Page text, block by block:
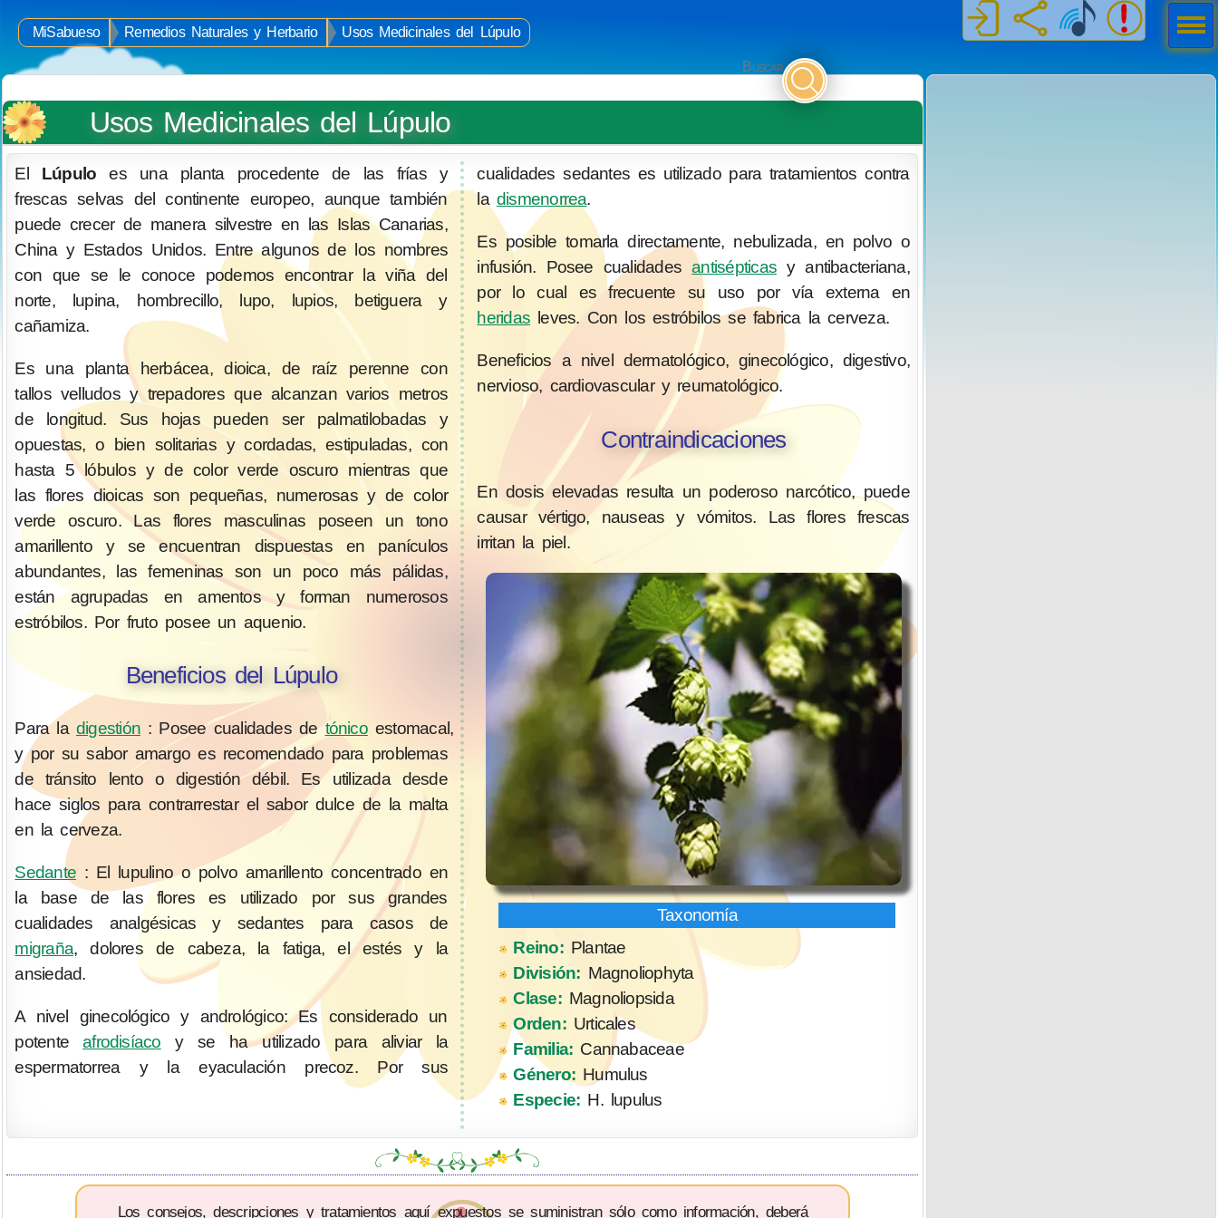
MiSabueso Remedios Naturales y Herbario Usos Medicinales del Lúpulo
Usos Medicinales del Lúpulo
Buscar
El Lúpulo
es una planta procedente de las frías y
frescas selvas del continente europeo, aunque también
puede crecer de manera silvestre en las Islas Canarias,
China y Estados Unidos. Entre algunos de los nombres
con que se le conoce podemos encontrar la viña del
norte, lupina, hombrecillo, lupo, lupios, betiguera y
cañamiza.
Es una planta herbácea, dioica, de raíz perenne con
tallos velludos y trepadores que alcanzan varios metros
de longitud. Sus hojas pueden ser palmatilobadas y
opuestas, o bien solitarias y cordadas, estipuladas, con
hasta 5 lóbulos y de color verde oscuro mientras que
las flores dioicas son pequeñas, numerosas y de color
verde oscuro. Las flores masculinas poseen un tono
amarillento y se encuentran dispuestas en panículos
abundantes, las femeninas son un poco más pálidas,
están agrupadas en amentos y forman numerosos
estróbilos. Por fruto posee un aquenio.
Beneficios del Lúpulo
Para la digestión : Posee cualidades de tónico estomacal,
y por su sabor amargo es recomendado para problemas
de tránsito lento o digestión débil. Es utilizada desde
hace siglos para contrarrestar el sabor dulce de la malta
en la cerveza.
Sedante : El lupulino o polvo amarillento concentrado en
la base de las flores es utilizado por sus grandes
cualidades analgésicas y sedantes para casos de
migraña, dolores de cabeza, la fatiga, el estés y la
ansiedad.
A nivel ginecológico y andrológico: Es considerado un
potenteafrodisíaco
y se ha utilizado para aliviar la
espermatorrea y la eyaculación precoz. Por sus
cualidades sedantes es utilizado para tratamientos contra
la dismenorrea.
Es posible tomarla directamente, nebulizada, en polvo o
infusión. Posee cualidadesantisépticas y antibacteriana,
por lo cual es frecuente su uso por vía externa en
heridas leves. Con los estróbilos se fabrica la cerveza.
Beneficios a nivel dermatológico, ginecológico, digestivo,
nervioso, cardiovascular y reumatológico.
Contraindicaciones
En dosis elevadas resulta un poderoso narcótico, puede
causar vértigo, nauseas y vómitos. Las flores frescas
irritan la piel.
Reino: Plantae
División: Magnoliophyta
Clase: Magnoliopsida
Orden: Urticales
Familia: Cannabaceae
Género: Humulus
Especie: H. lupulus
Los consejos, descripciones y tratamientos aquí expuestos se suministran sólo como información, deberá
Men
ú